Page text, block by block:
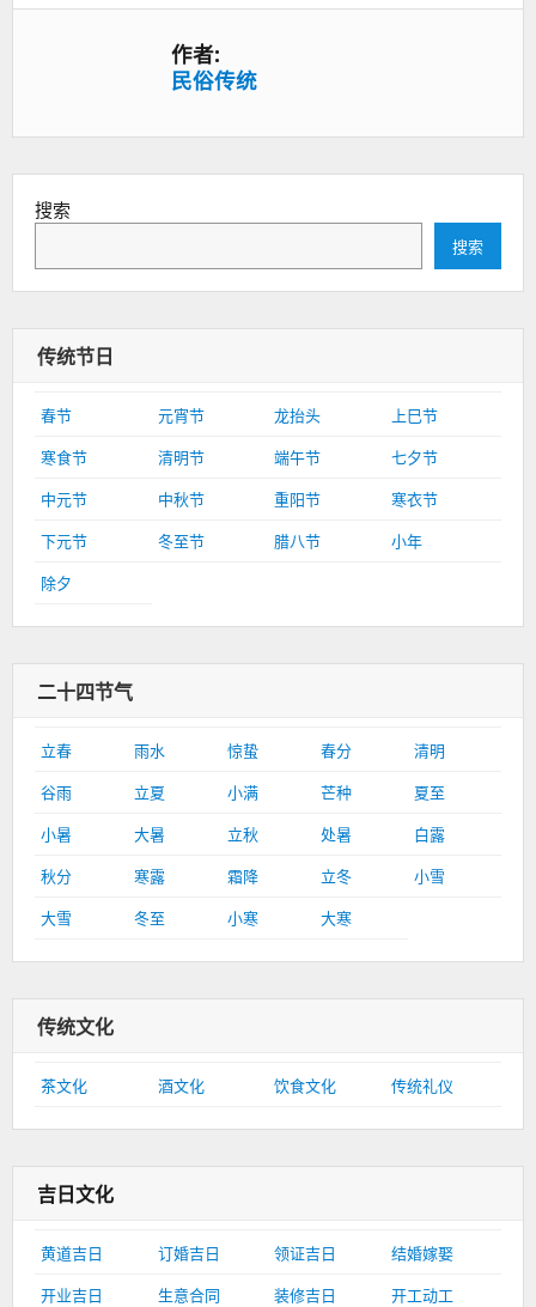
作者:
民俗传统
搜索
搜索
传统节日
春节 元宵节 龙抬头
上巳节
寒食节
清明节 端午节
七夕节
中元节
中秋节 重阳节
寒衣节
下元节
冬至节 腊八节
小年
除夕
二十四节气
立春 雨水 惊蛰 春分
清明
谷雨
立夏 小满 芒种
夏至
小暑
大暑 立秋 处暑
白露
秋分
寒露 霜降 立冬
小雪
大雪
冬至 小寒 大寒
传统文化
茶文化 酒文化 饮食文化 传统礼仪
吉日文化
黄道吉日 订婚吉日 领证吉日
结婚嫁娶
开业吉日
生意合同 装修吉日
开工动工